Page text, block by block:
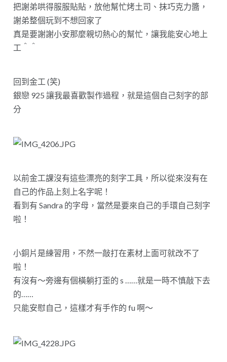
把謝弟哄得服服貼貼，放他幫忙烤土司、抹巧克力醬，
謝弟整個玩到不想回家了
真是要謝謝小安那麼親切熱心的幫忙，讓我能安心地上
工＾＾
回到金工 (笑)
銀戀 925 讓我最喜歡製作過程，就是這個自己刻字的部
分
以前金工課沒有這些漂亮的刻字工具，所以從來沒有在
自己的作品上刻上名字呢！
看到有 Sandra 的字母，當然是要來自己的手環自己刻字
啦！
小銅片是練習用，不然一敲打在素材上面可就改不了
啦！
有沒有～旁邊有個橫躺打歪的 s ……就是一時不慎敲下去
的……
只能安慰自己，這樣才有手作的 fu 啊～